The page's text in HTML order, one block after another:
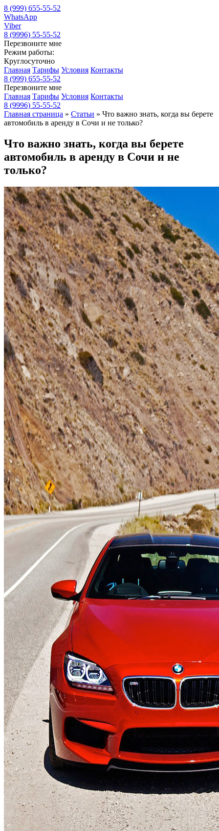
8 (999) 655-55-52
WhatsApp
Viber
8 (9996) 55-55-52
Перезвоните мне
Режим работы:
Круглосуточно
Главная Тарифы Условия Контакты
8 (999) 655-55-52
Перезвоните мне
Главная Тарифы Условия Контакты
8 (9996) 55-55-52
Главная страница » Статьи » Что важно знать, когда вы берете
автомобиль в аренду в Сочи и не только?
Что важно знать, когда вы берете
автомобиль в аренду в Сочи и не
только?